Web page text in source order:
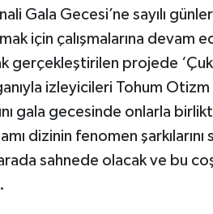
Gala Gecesi’ne sayılı
için çalışmalarına devam
gerçekleştirilen projede
izleyicileri Tohum Otizm
gala gecesinde onlarla
dizinin fenomen şarkılarını
sahnede olacak ve bu